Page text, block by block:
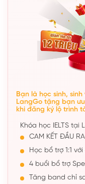
Bạn là học sinh,
LangGo tặng bạn
khi đăng ký lộ trình
Khóa học IELTS
CAM KẾT ĐẦU
Học bổ trợ 1:1
4 buổi bổ trợ
Tăng band chỉ